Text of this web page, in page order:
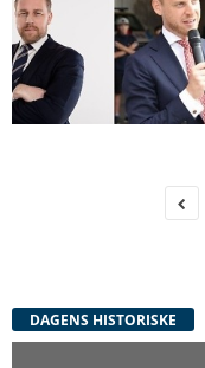
DAGENS HISTORISKE